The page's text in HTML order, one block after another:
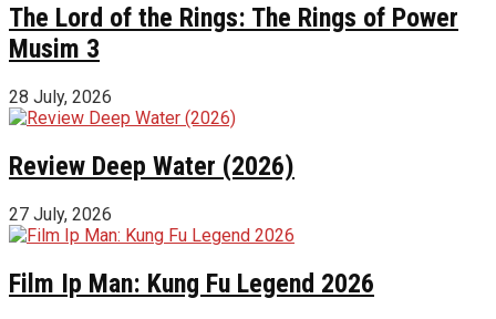
The Lord of the Rings: The Rings of Power
Musim 3
28 July, 2026
Review Deep Water (2026)
27 July, 2026
Film Ip Man: Kung Fu Legend 2026